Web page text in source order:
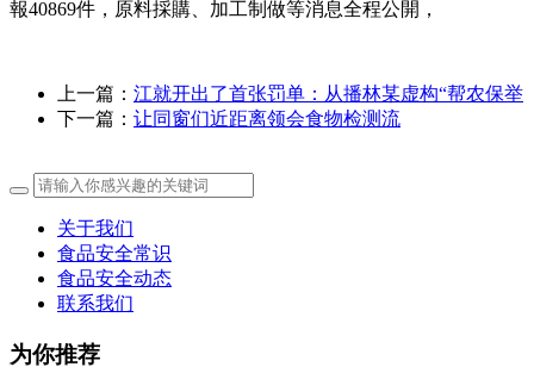
報40869件，原料採購、加工制做等消息全程公開，
上一篇： 江就开出了首张罚单：从播林某虚构“帮农保举
下一篇： 让同窗们近距离领会食物检测流
关于我们
食品安全常识
食品安全动态
联系我们
为你推荐